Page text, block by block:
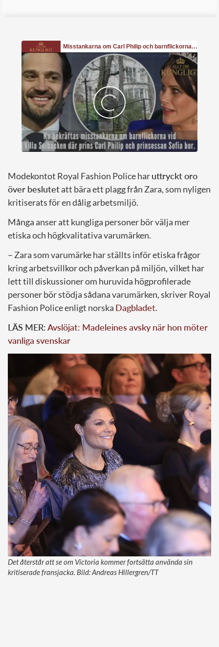
Modekontot Royal Fashion Police haruttryckt oro
över beslutetatt bära ett plagg från Zara, som nyligen
kritiserats för en dålig arbetsmiljö.
Många anser att kungliga personer bör välja mer
etiska och högkvalitativa varumärken.
– Zara som varumärke har ställts inför etiska frågor
kring arbetsvillkor och påverkan på miljön, vilket har
lett till diskussioner om huruvida högprofilerade
personer bör stödja sådana varumärken, skriver Royal
Fashion Police enligt norska Dagbladet.
LÄS MER:Avslöjat: Madeleines avsky när hon möter
vanliga svenskar
Det återstår att se om Victoria kommer fortsätta använda sin
kritiserade fransjacka. Bild: Andreas Hillergren/TT